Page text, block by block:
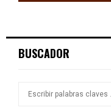
BUSCADOR